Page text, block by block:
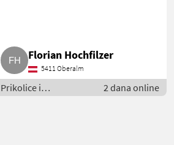
Florian Hochfilzer
5411 Oberalm
Prikolice i
transportna vozila /
2 dana online